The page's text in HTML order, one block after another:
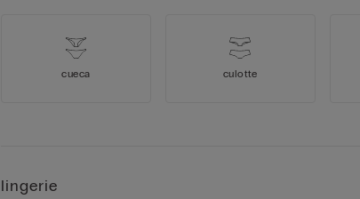
cueca culotte
lingerie